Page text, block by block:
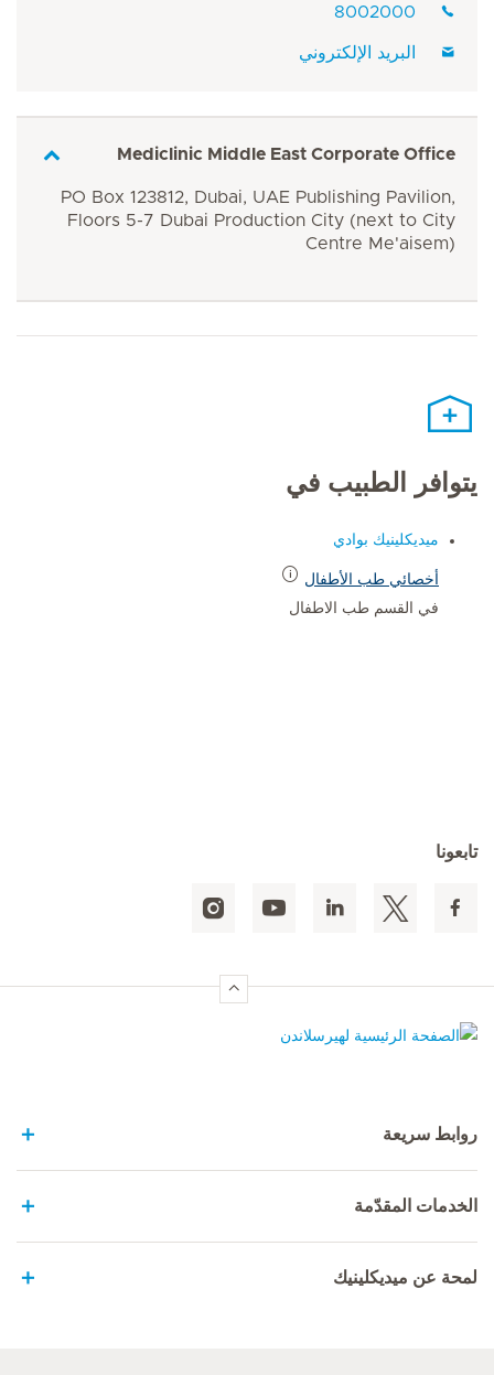
8002000
البريد الإلكتروني
Mediclinic Middle East Corporate Office
PO Box 123812, Dubai, UAE Publishing Pavilion,
Floors 5-7 Dubai Production City (next to City
Centre Me'aisem)
يتوافر الطبيب في
ميديكلينيك بوادي
أخصائي طب الأطفال
في القسم طب الاطفال
تابعونا
روابط سريعة
الخدمات المقدّمة
لمحة عن ميديكلينيك